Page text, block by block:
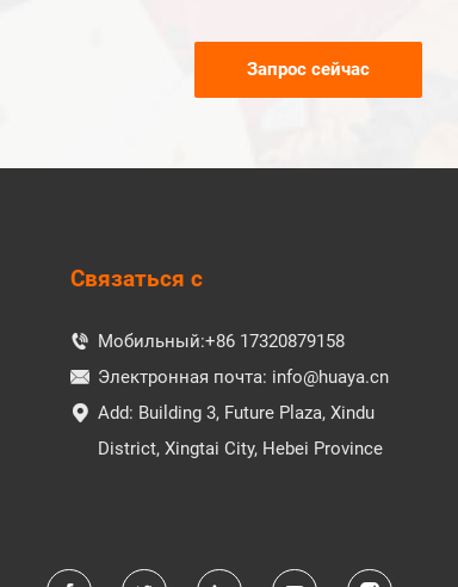
Запрос сейчас
Связаться с
 Мобильный:+86 17320879158
 Электронная почта: info@huaya.cn
 Add: Building 3, Future Plaza, Xindu
District, Xingtai City, Hebei Province